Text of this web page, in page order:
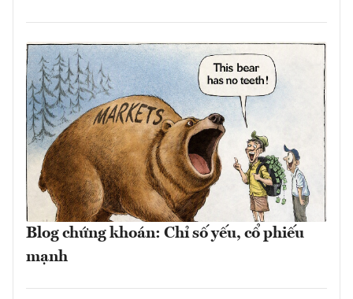
Blog chứng khoán: Chỉ số yếu, cổ phiếu
mạnh